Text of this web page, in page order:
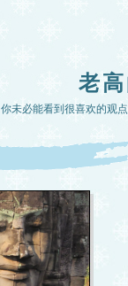
老
你未必能看到很喜欢的观